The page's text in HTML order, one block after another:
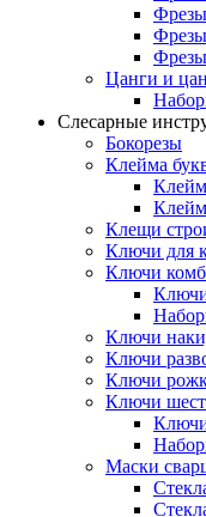
Цанги и
Слесарные
Бокорезы
Клейма
Клещи
Ключи для
Ключи
Ключи
Ключи
Ключи
Ключи
Маски